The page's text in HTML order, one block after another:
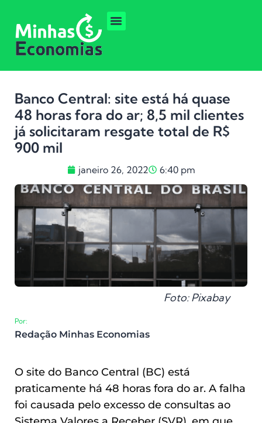
Banco Central: site está há quase
48 horas fora do ar; 8,5 mil clientes
já solicitaram resgate total de R$
900 mil
janeiro 26, 2022 6:40 pm
Foto: Pixabay
Por:
Redação Minhas Economias
O site do Banco Central (BC) está
praticamente há 48 horas fora do ar. A falha
foi causada pelo excesso de consultas ao